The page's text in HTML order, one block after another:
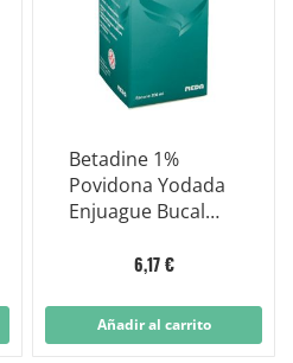
Betadine 1%
Povidona Yodada
Enjuague Bucal
6,17 €
Añadir al carrito